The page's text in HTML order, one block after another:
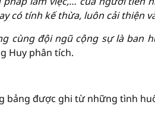
có tính kế thừa, luôn cải thiện
cùng đội ngũ cộng sự là ban
Huy phân tích.
bảng được ghi từ những tình